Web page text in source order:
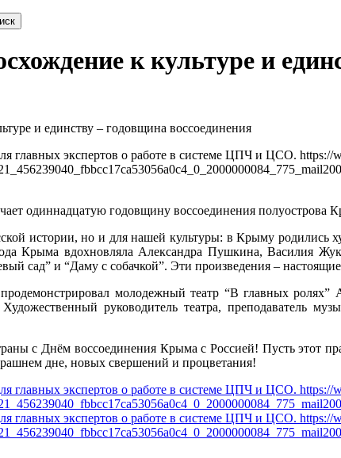
к культуре и
и единству – годовщина воссоединения
одиннадцатую годовщину воссоединения полуострова
истории, но и для нашей культуры: в Крыму
Крыма вдохновляла Александра Пушкина, Василия
сад” и “Даму с собачкой”. Эти произведения –
молодежный театр “В главных ролях”
руководитель театра, преподаватель
с Днём воссоединения Крыма с Россией! Пусть этот
дне, новых свершений и процветания!